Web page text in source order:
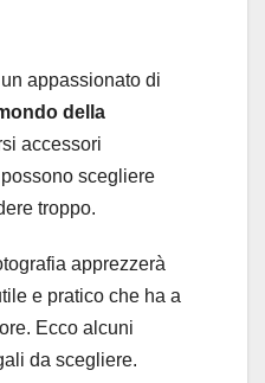
appassionato di
della
accessori
scegliere
troppo.
apprezzerà
e pratico che ha a
Ecco alcuni
da scegliere.